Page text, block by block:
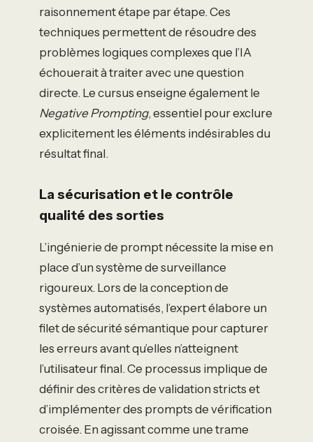
raisonnement étape par étape. Ces
techniques permettent de résoudre des
problèmes logiques complexes que l’IA
échouerait à traiter avec une question
directe. Le cursus enseigne également le
Negative Prompting, essentiel pour exclure
explicitement les éléments indésirables du
résultat final.
La sécurisation et le contrôle
qualité des sorties
L’ingénierie de prompt nécessite la mise en
place d’un système de surveillance
rigoureux. Lors de la conception de
systèmes automatisés, l’expert élabore un
filet de sécurité sémantique pour capturer
les erreurs avant qu’elles n’atteignent
l’utilisateur final. Ce processus implique de
définir des critères de validation stricts et
d’implémenter des prompts de vérification
croisée. En agissant comme une trame